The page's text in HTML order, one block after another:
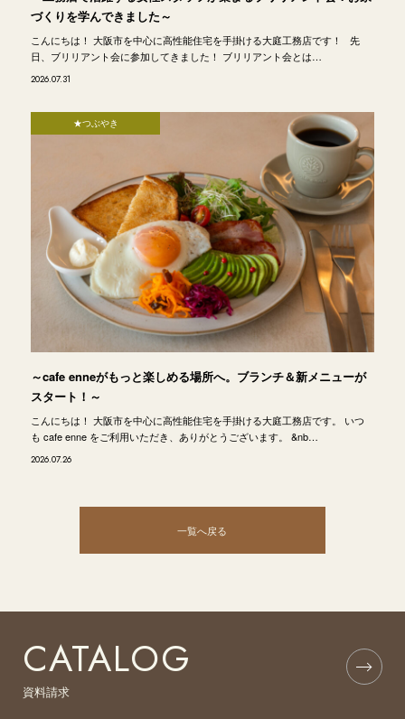
づくりを学んできました～
こんにちは！ 大阪市を中心に高性能住宅を手掛ける大庭工務店です！ 先
日、ブリリアント会に参加してきました！ ブリリアント会とは…
2026.07.31
★つぶやき
～cafe enneがもっと楽しめる場所へ。ブランチ＆新メニューが
スタート！～
こんにちは！ 大阪市を中心に高性能住宅を手掛ける大庭工務店です。 いつ
も cafe enne をご利用いただき、ありがとうございます。 &nb…
2026.07.26
一覧へ戻る
CATALOG
資料請求